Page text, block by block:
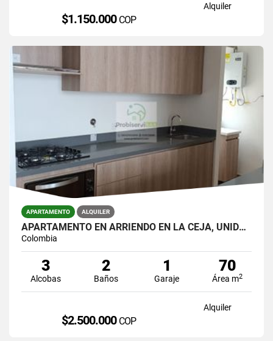
Alquiler
$1.150.000 COP
APARTAMENTO ALQUILER
APARTAMENTO EN ARRIENDO EN LA CEJA, UNIDAD CERRADA.
Colombia
3
Alcobas
2
Baños
1
Garaje
70
Área m2
Alquiler
$2.500.000 COP